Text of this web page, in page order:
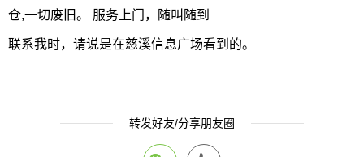
仓,一切废旧。 服务上门，随叫随到
联系我时，请说是在慈溪信息广场看到的。
转发好友/分享朋友圈